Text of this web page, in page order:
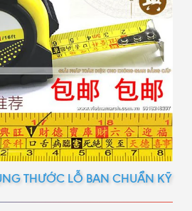
THƯỚC LỖ BAN CHUẨN KỸ